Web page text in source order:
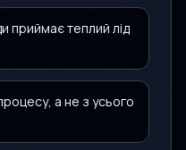
приймає теплий лід
а не з усього